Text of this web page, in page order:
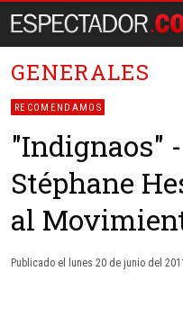
GENERALES
RECOMENDAMOS
"Indignaos"
Stéphane
al
Publicado el lunes 20 de junio del